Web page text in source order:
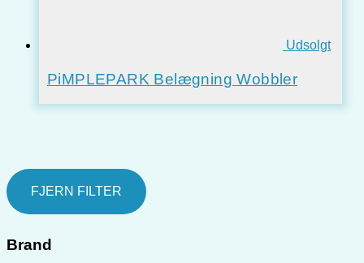
FJERN FILTER
Brand
Udsolgt
PiMPLEPARK Belægning Wobbler